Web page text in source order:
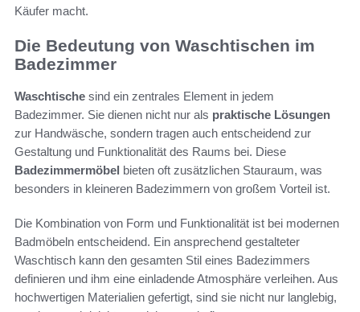
Käufer macht.
Die Bedeutung von Waschtischen im
Badezimmer
Waschtische sind ein zentrales Element in jedem
Badezimmer. Sie dienen nicht nur als praktische Lösungen
zur Handwäsche, sondern tragen auch entscheidend zur
Gestaltung und Funktionalität des Raums bei. Diese
Badezimmermöbel bieten oft zusätzlichen Stauraum, was
besonders in kleineren Badezimmern von großem Vorteil ist.
Die Kombination von Form und Funktionalität ist bei modernen
Badmöbeln entscheidend. Ein ansprechend gestalteter
Waschtisch kann den gesamten Stil eines Badezimmers
definieren und ihm eine einladende Atmosphäre verleihen. Aus
hochwertigen Materialien gefertigt, sind sie nicht nur langlebig,